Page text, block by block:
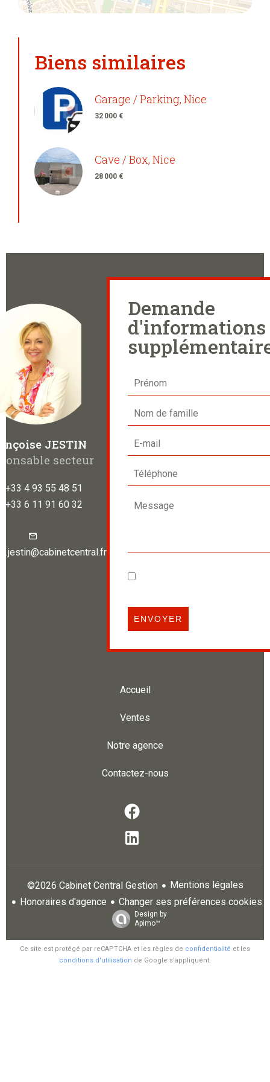
Biens similaires
Garage / Parking, Nice
32 000 €
Cave / Box, Nice
28 000 €
JESTIN
secteur
+33 4 93 55 48 51
+33 6 11 91 60 32
Demande
d'informations
ENVOYER
Accueil
Ventes
Notre agence
Contactez-nous
©2026 Cabinet Central Gestion
Mentions légales
Honoraires d'agence
Changer ses préférences cookies
Design by
Apimo™
Ce site est protégé par reCAPTCHA et les règles de confidentialité et les
conditions d'utilisation de Google s'appliquent.